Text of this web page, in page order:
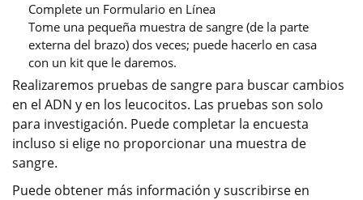
Complete un Formulario en Línea
Tome una pequeña muestra de sangre (de la parte
externa del brazo) dos veces; puede hacerlo en casa
con un kit que le daremos.
Realizaremos pruebas de sangre para buscar cambios
en el ADN y en los leucocitos. Las pruebas son solo
para investigación. Puede completar la encuesta
incluso si elige no proporcionar una muestra de
sangre.
Puede obtener más información y suscribirse en